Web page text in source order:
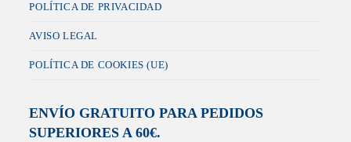
POLÍTICA DE PRIVACIDAD
AVISO LEGAL
POLÍTICA DE COOKIES (UE)
ENVÍO GRATUITO PARA PEDIDOS
SUPERIORES A 60€.